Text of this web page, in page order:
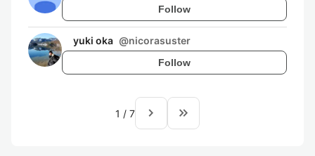
Follow
yuki oka @nicorasuster
Follow
1 / 7 navigate_next keyboard_double_arrow_right